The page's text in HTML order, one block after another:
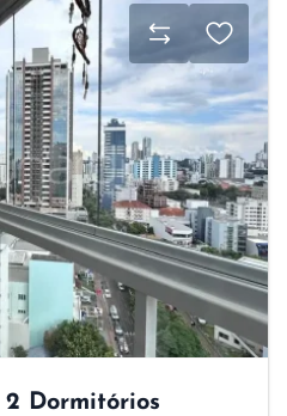
Dormitórios